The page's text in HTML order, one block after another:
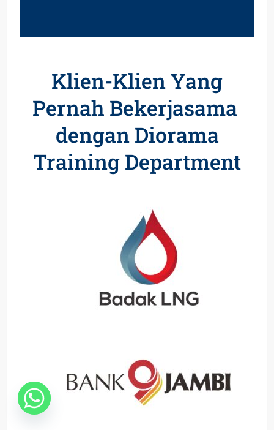
Klien-Klien Yang
Pernah Bekerjasama
dengan Diorama
Training Department